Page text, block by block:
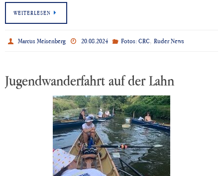
WEITERLESEN
Marcus Meisenberg 20.08.2024 Fotos: CRC, Ruder News
Jugendwanderfahrt auf der Lahn